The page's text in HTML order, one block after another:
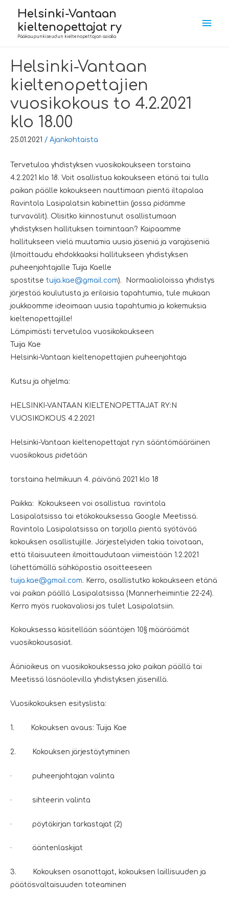
Helsinki-Vantaan
kieltenopettajat ry
Pääkaupunkiseudun kieltenopettajan asialla
Helsinki-Vantaan
kieltenopettajien
vuosikokous to 4.2.2021
klo 18.00
25.01.2021 / Ajankohtaista
Tervetuloa yhdistyksen vuosikokoukseen torstaina
4.2.2021 klo 18. Voit osallistua kokoukseen etänä tai tulla
paikan päälle kokoukseen nauttimaan pientä iltapalaa
Ravintola Lasipalatsin kabinettiin (jossa pidämme
turvavälit). Olisitko kiinnostunut osallistumaan
yhdistyksen hallituksen toimintaan? Kaipaamme
hallitukseen vielä muutamia uusia jäseniä ja varajäseniä
(ilmoittaudu ehdokkaaksi hallitukseen yhdistyksen
puheenjohtajalle Tuija Kaelle
spostitse tuija.kae@gmail.com). Normaalioloissa yhdistys
järjestää koulutusta ja erilaisia tapahtumia, tule mukaan
joukkoomme ideoimaan uusia tapahtumia ja kokemuksia
kieltenopettajille!
Lämpimästi tervetuloa vuosikokoukseen
Tuija Kae
Helsinki-Vantaan kieltenopettajien puheenjohtaja
Kutsu ja ohjelma:
HELSINKI-VANTAAN KIELTENOPETTAJAT RY:N
VUOSIKOKOUS 4.2.2021
Helsinki-Vantaan kieltenopettajat ry:n sääntömääräinen
vuosikokous pidetään
torstaina helmikuun 4. päivänä 2021 klo 18
Paikka: Kokoukseen voi osallistua ravintola
Lasipalatsissa tai etäkokouksessa Google Meetissä.
Ravintola Lasipalatsissa on tarjolla pientä syötävää
kokouksen osallistujille. Järjestelyiden takia toivotaan,
että tilaisuuteen ilmoittaudutaan viimeistään 1.2.2021
lähettämällä sähköpostia osoitteeseen
tuija.kae@gmail.com. Kerro, osallistutko kokoukseen etänä
vai paikan päällä Lasipalatsissa (Mannerheimintie 22-24).
Kerro myös ruokavaliosi jos tulet Lasipalatsiin.
Kokouksessa käsitellään sääntöjen 10§ määräämät
vuosikokousasiat.
Äänioikeus on vuosikokouksessa joko paikan päällä tai
Meetissä läsnäolevilla yhdistyksen jäsenillä.
Vuosikokouksen esityslista:
1. Kokouksen avaus: Tuija Kae
2. Kokouksen järjestäytyminen
· puheenjohtajan valinta
· sihteerin valinta
· pöytäkirjan tarkastajat (2)
· ääntenlaskijat
3. Kokouksen osanottajat, kokouksen laillisuuden ja
päätösvaltaisuuden toteaminen